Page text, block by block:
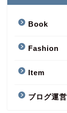
Book
Fashion
Item
ブログ運営